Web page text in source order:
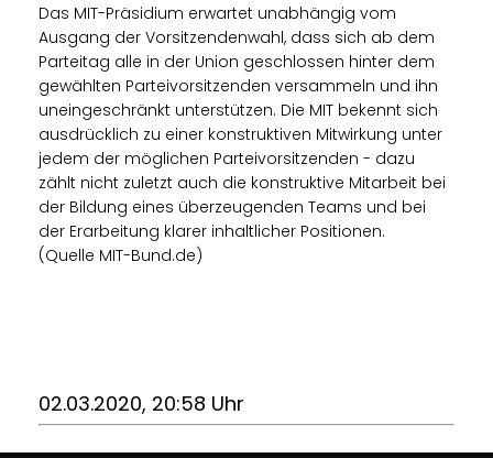
Das MIT-Präsidium erwartet unabhängig vom
Ausgang der Vorsitzendenwahl, dass sich ab dem
Parteitag alle in der Union geschlossen hinter dem
gewählten Parteivorsitzenden versammeln und ihn
uneingeschränkt unterstützen. Die MIT bekennt sich
ausdrücklich zu einer konstruktiven Mitwirkung unter
jedem der möglichen Parteivorsitzenden - dazu
zählt nicht zuletzt auch die konstruktive Mitarbeit bei
der Bildung eines überzeugenden Teams und bei
der Erarbeitung klarer inhaltlicher Positionen.
(Quelle MIT-Bund.de)
02.03.2020, 20:58 Uhr